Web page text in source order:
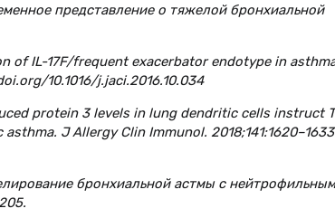
представление о тяжелой бронхиальной
of IL-17F/frequent exacerbator endotype in
10.1016/j.jaci.2016.10.034
protein 3 levels in lung dendritic cells instruct
J Allergy Clin Immunol.
бронхиальной астмы с нейтрофильным